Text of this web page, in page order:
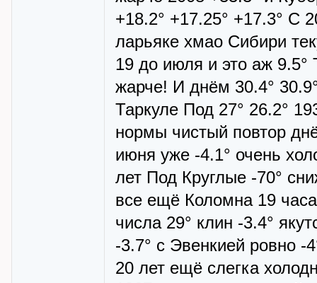
+18.2° +17.25° +17.3° С
ларьяке хмао Сибири
19 до июля и это аж 9.5°
жарче! И днём 30.4°
Таркуле Под 27° 26.2°
нормы чистый повтор
июня уже -4.1° очень
лет Под Круглые -70°
все ещё Коломна 19
числа 29° клин -3.4°
-3.7° с Эвенкией ровно -
20 лет ещё слегка